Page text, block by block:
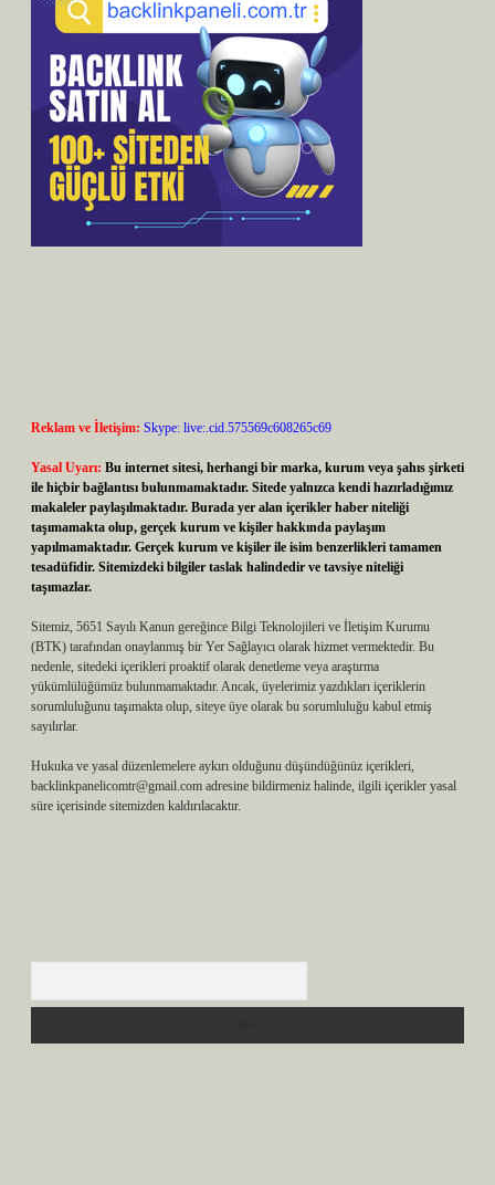
Reklam ve İletişim: Skype: live:.cid.575569c608265c69
Yasal Uyarı: Bu internet sitesi, herhangi bir marka, kurum veya şahıs şirketi
ile hiçbir bağlantısı bulunmamaktadır. Sitede yalnızca kendi hazırladığımız
makaleler paylaşılmaktadır. Burada yer alan içerikler haber niteliği
taşımamakta olup, gerçek kurum ve kişiler hakkında paylaşım
yapılmamaktadır. Gerçek kurum ve kişiler ile isim benzerlikleri tamamen
tesadüfidir. Sitemizdeki bilgiler taslak halindedir ve tavsiye niteliği
taşımazlar.
Sitemiz, 5651 Sayılı Kanun gereğince Bilgi Teknolojileri ve İletişim Kurumu
(BTK) tarafından onaylanmış bir Yer Sağlayıcı olarak hizmet vermektedir. Bu
nedenle, sitedeki içerikleri proaktif olarak denetleme veya araştırma
yükümlülüğümüz bulunmamaktadır. Ancak, üyelerimiz yazdıkları içeriklerin
sorumluluğunu taşımakta olup, siteye üye olarak bu sorumluluğu kabul etmiş
sayılırlar.
Hukuka ve yasal düzenlemelere aykırı olduğunu düşündüğünüz içerikleri,
backlinkpanelicomtr@gmail.com adresine bildirmeniz halinde, ilgili içerikler yasal
süre içerisinde sitemizden kaldırılacaktır.